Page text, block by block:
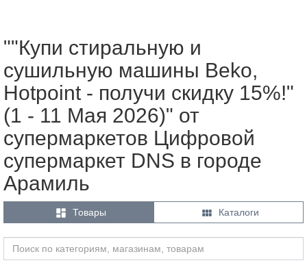
""Купи стиральную и
сушильную машины Beko,
Hotpoint - получи скидку 15%!"
(1 - 11 Мая 2026)" от
супермаркетов Цифровой
супермаркет DNS в городе
Арамиль
 Товары  Каталоги